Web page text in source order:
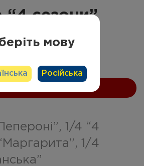
“4 сезони”
см 32 см 40 см
249 грн
1/4 “4
1/4
мову
Російська
Буча